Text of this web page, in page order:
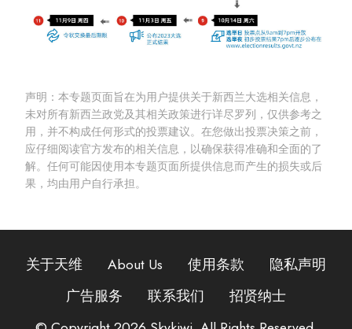
声明：本专题页面旨在为用户提供关于新西兰大选相关信息，
未对所有新西兰政党及其相关政策进行详尽罗列，仅供参考之
用，并不构成任何形式的投票建议。在您做出投票决策之前，
应仔细阅读官方发布的相关信息，以确保获得准确和全面的了
解。任何可能因使用本专题页面所提供信息而产生的损失或后
果，均由用户自行承担。
关于天维 About Us 使用条款
隐私声明
广告服务
联系我们
招贤纳士